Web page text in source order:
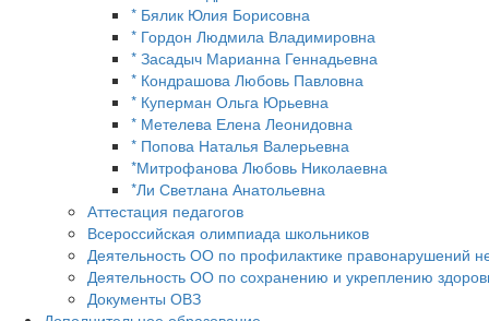
* Бялик Юлия Борисовна
* Гордон Людмила Владимировна
* Засадыч Марианна Геннадьевна
* Кондрашова Любовь Павловна
* Куперман Ольга Юрьевна
* Метелева Елена Леонидовна
* Попова Наталья Валерьевна
*Митрофанова Любовь Николаевна
*Ли Светлана Анатольевна
Аттестация педагогов
Всероссийская олимпиада школьников
Деятельность ОО по профилактике правонарушений
Деятельность ОО по сохранению и укреплению
Документы ОВЗ